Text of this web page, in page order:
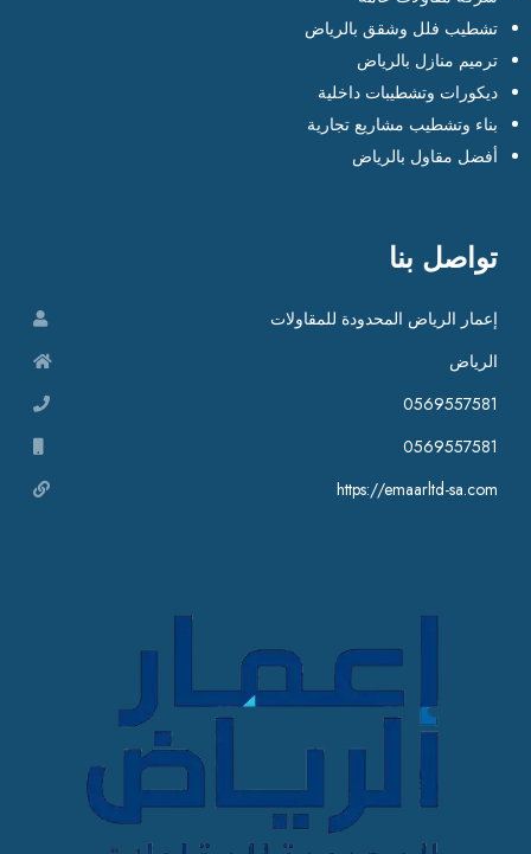
تشطيب فلل وشقق بالرياض
ترميم منازل بالرياض
ديكورات وتشطيبات داخلية
بناء وتشطيب مشاريع تجارية
أفضل مقاول بالرياض
تواصل بنا
إعمار الرياض المحدودة للمقاولات
الرياض
0569557581
0569557581
https://emaarltd-sa.com